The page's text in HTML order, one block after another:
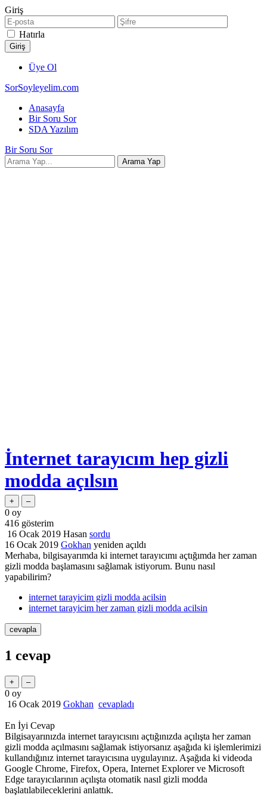
Giriş
Hatırla
Üye Ol
SorSoyleyelim.com
Anasayfa
Bir Soru Sor
SDA Yazılım
Bir Soru Sor
İnternet tarayıcım hep gizli
modda açılsın
0 oy
416 gösterim
16 Ocak 2019 Hasan sordu
16 Ocak 2019 Gokhan yeniden açıldı
Merhaba, bilgisayarımda ki internet tarayıcımı açtığımda her zaman
gizli modda başlamasını sağlamak istiyorum. Bunu nasıl
yapabilirim?
internet tarayicim gizli modda acilsin
internet tarayicim her zaman gizli modda acilsin
1 cevap
0 oy
16 Ocak 2019 Gokhan cevapladı
En İyi Cevap
Bilgisayarınızda internet tarayıcısını açtığınızda açılışta her zaman
gizli modda açılmasını sağlamak istiyorsanız aşağıda ki işlemlerimizi
kullandığınız internet tarayıcısına uygulayınız. Aşağıda ki videoda
Google Chrome, Firefox, Opera, Internet Explorer ve Microsoft
Edge tarayıcılarının açılışta otomatik nasıl gizli modda
başlatılabileceklerini anlattık.